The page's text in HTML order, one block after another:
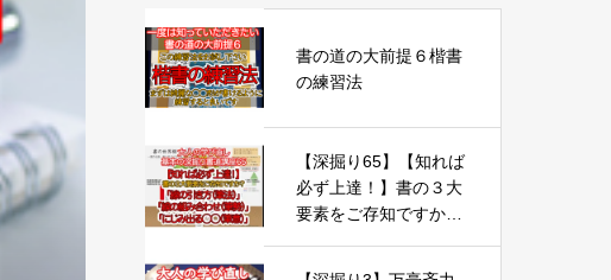
書の道の大前提６楷書
の練習法
【深掘り65】【知れば
必ず上達！】書の３大
要素をご存知ですか？